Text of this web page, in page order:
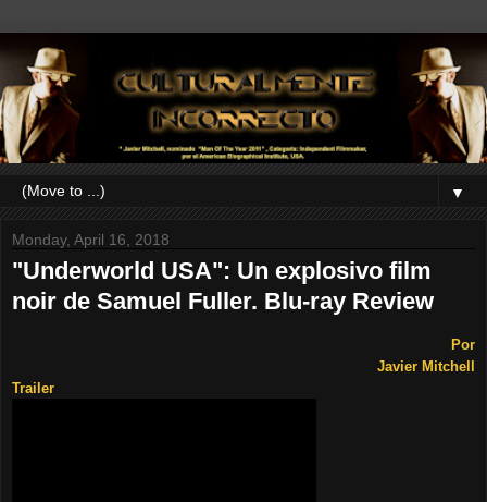
▼
Monday, April 16, 2018
"Underworld USA": Un explosivo film
noir de Samuel Fuller. Blu-ray Review
Por
Javier Mitchell
Trailer